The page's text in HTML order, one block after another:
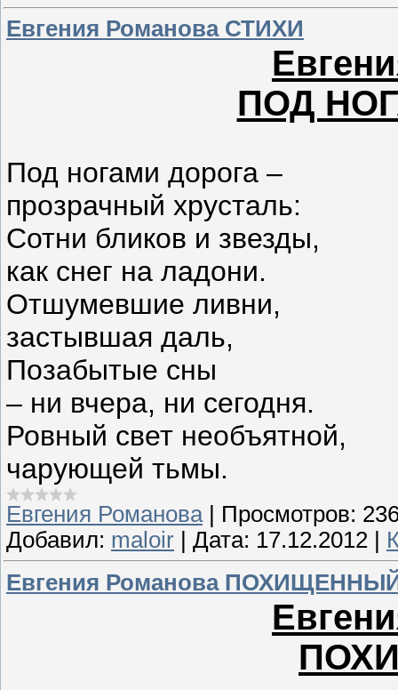
Евгения Романова СТИХИ
ПОД
Под ногами дорога –
прозрачный хрусталь:
Сотни бликов и звезды,
как снег на ладони.
Отшумевшие ливни,
застывшая даль,
Позабытые сны
– ни вчера, ни сегодня.
Ровный свет необъятной,
чарующей тьмы.
Евгения Романова| Просмотров:
Добавил: maloir Дата: 17.12.2012
Евгения Романова